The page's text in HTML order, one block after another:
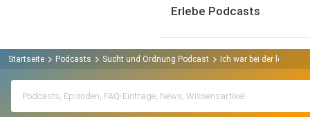
Erlebe Podcasts
Startseite Podcasts Sucht und Ordnung Podcast Ich war bei der letzten